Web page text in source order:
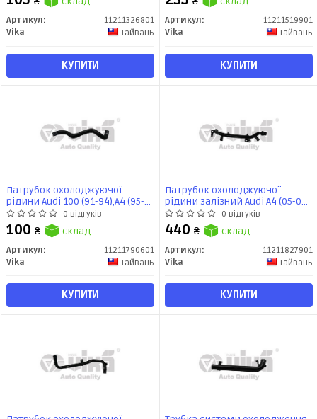
Артикул:
11211326801
Vika
Тайвань
КУПИТИ
Артикул:
11211519901
Vika
Тайвань
КУПИТИ
Патрубок охолоджуючої
рідини Audi 100 (91-94),A4 (95-
97),A6 (95 -), A8 (94-99),80 (92-96)
(11211790601) VIKA
0 відгуків
100 ₴ склад
Артикул:
11211790601
Vika
Тайвань
КУПИТИ
Патрубок охолоджуючої
рідини залізний Audi A4 (05-08),
A6 (05-11)/Seat Exeo (09-14)
(11211827901) VIKA
0 відгуків
440 ₴ склад
Артикул:
11211827901
Vika
Тайвань
КУПИТИ